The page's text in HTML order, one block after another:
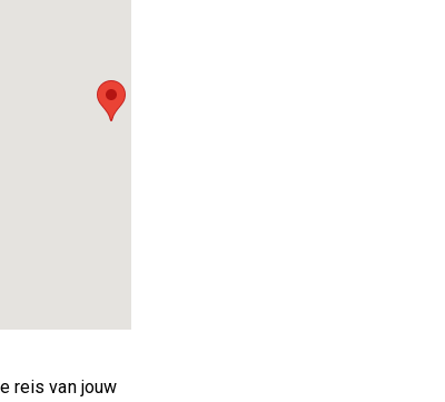
reis van jouw